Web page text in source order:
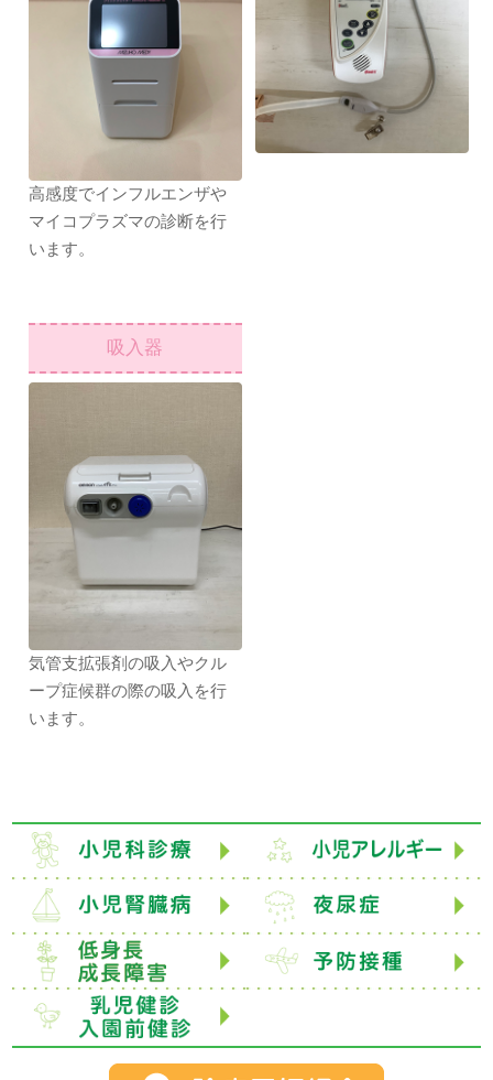
高感度でインフルエンザや
マイコプラズマの診断を行
います。
吸入器
気管支拡張剤の吸入やクル
ープ症候群の際の吸入を行
います。